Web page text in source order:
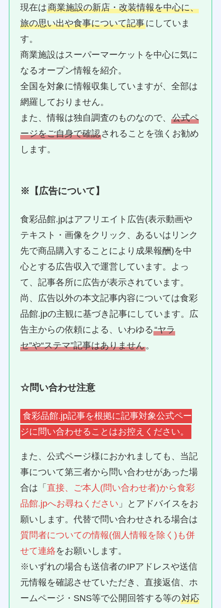
現在は商業施設の新店・改装情報を中心に、
旅の思い出や食事について記事にしていま
す。
商業施設はスーパーマーケットを中心に気に
なるオープン情報を紹介。
全国を対象に情報収集していますが、全部は
網羅しておりません。
また、情報は独自調査のものなので、公式ペ
ージをご自身で確認されることを強くお勧め
します。
※【広告について】
食彩品館.jpはアフリエイト広告(表示動画や
テキスト・画像をクリック、あるいはリンク
先で商品購入することにより成果報酬)を中
心とする広告収入で運営しています。よっ
て、記事各所に広告が表示されています。
尚、広告以外の本文記事内容については食彩
品館.jpの主観に基づき記事にしています。広
告主からの依頼による、いわゆる“ヤラ
セ”や“ステマ”記事はありません。
☆問い合わせ注意
食彩品館.jp記事を根拠に記事対象公式ペー
ジに問い合わせることはお控えください。
また、公式ページ様におかれましても、当記
事について第三者から問い合わせがあった場
合は「 直接、ご本人(問い合わせ者)から食彩
品館.jpへお尋ねください 」とアドバイスをお
願いします。代替で問い合わせされる場合は
質問者についての情報(個人情報を除く)も併
せて連絡をお願いします。
※いずれの場合も送信者のIPアドレスや送信
元情報を確認させていただき、直接返信、ホ
ームページ・SNS等で公開回答する等の対応